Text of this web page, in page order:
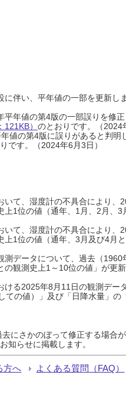
伴い、平年値の一部を更新し
年値の第4版の一部誤りを修
） のとおりです。（2024
値の第4版に誤りがあると判
です。（2024年6月3日）
いて、湿度計の不具合により
1位の値（通年、1月、2月、
いて、湿度計の不具合により
上1位の値（通年、3月及び4月
データについて、過去（
観測史上1～10位の値」が更
ける2025年8月11日の観測デ
ての値）」及び「日降水量」
にさかのぼって修正する場合
知らせに掲載します。
方へ よくある質問（FAQ）